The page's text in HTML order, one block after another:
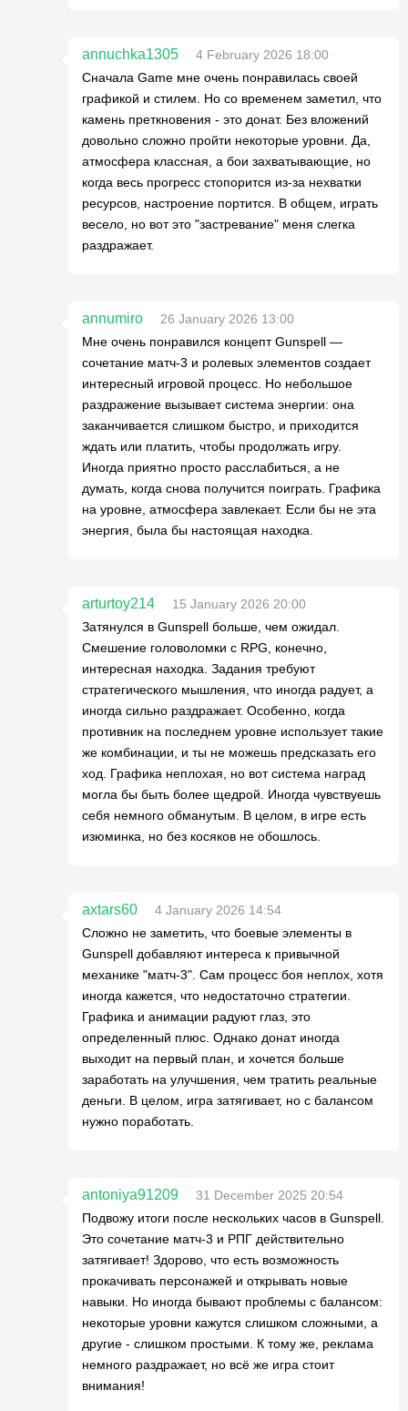
annuchka1305
4 February 2026 18:00
Сначала Game мне очень понравилась своей
графикой и стилем. Но со временем заметил, что
камень преткновения - это донат. Без вложений
довольно сложно пройти некоторые уровни. Да,
атмосфера классная, а бои захватывающие, но
когда весь прогресс стопорится из-за нехватки
ресурсов, настроение портится. В общем, играть
весело, но вот это "застревание" меня слегка
раздражает.
annumiro
26 January 2026 13:00
Мне очень понравился концепт Gunspell —
сочетание матч-3 и ролевых элементов создает
интересный игровой процесс. Но небольшое
раздражение вызывает система энергии: она
заканчивается слишком быстро, и приходится
ждать или платить, чтобы продолжать игру.
Иногда приятно просто расслабиться, а не
думать, когда снова получится поиграть. Графика
на уровне, атмосфера завлекает. Если бы не эта
энергия, была бы настоящая находка.
arturtoy214
15 January 2026 20:00
Затянулся в Gunspell больше, чем ожидал.
Смешение головоломки с RPG, конечно,
интересная находка. Задания требуют
стратегического мышления, что иногда радует, а
иногда сильно раздражает. Особенно, когда
противник на последнем уровне использует такие
же комбинации, и ты не можешь предсказать его
ход. Графика неплохая, но вот система наград
могла бы быть более щедрой. Иногда чувствуешь
себя немного обманутым. В целом, в игре есть
изюминка, но без косяков не обошлось.
axtars60
4 January 2026 14:54
Сложно не заметить, что боевые элементы в
Gunspell добавляют интереса к привычной
механике "матч-3". Сам процесс боя неплох, хотя
иногда кажется, что недостаточно стратегии.
Графика и анимации радуют глаз, это
определенный плюс. Однако донат иногда
выходит на первый план, и хочется больше
заработать на улучшения, чем тратить реальные
деньги. В целом, игра затягивает, но с балансом
нужно поработать.
antoniya91209
31 December 2025 20:54
Подвожу итоги после нескольких часов в Gunspell.
Это сочетание матч-3 и РПГ действительно
затягивает! Здорово, что есть возможность
прокачивать персонажей и открывать новые
навыки. Но иногда бывают проблемы с балансом:
некоторые уровни кажутся слишком сложными, а
другие - слишком простыми. К тому же, реклама
немного раздражает, но всё же игра стоит
внимания!